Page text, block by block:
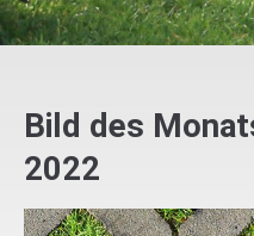
Bild des
2022